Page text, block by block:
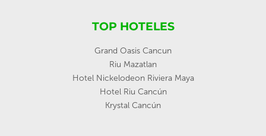
TOP HOTELES
Grand Oasis Cancun
Riu Mazatlan
Hotel Nickelodeon Riviera Maya
Hotel Riu Cancún
Krystal Cancún